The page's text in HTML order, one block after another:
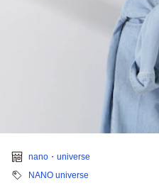
nano・universe
NANO universe